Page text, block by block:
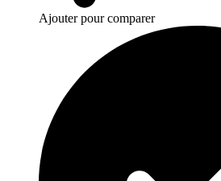
Ajouter pour comparer